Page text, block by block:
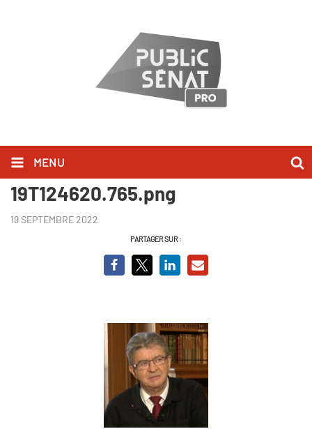
MENU
Sans titre - 2022-09-
19T124620.765.png
19 SEPTEMBRE 2022
PARTAGER SUR :